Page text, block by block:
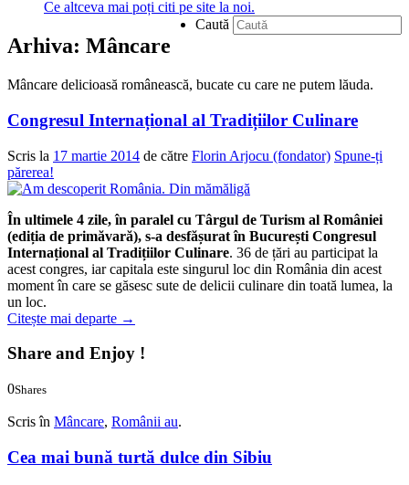
Ce altceva mai poți citi pe site la noi.
Caută
Arhiva: Mâncare
Mâncare delicioasă românească, bucate cu care ne putem lăuda.
Congresul Internațional al Tradițiilor Culinare
Scris la 17 martie 2014 de către Florin Arjocu (fondator) Spune-ți
părerea!
În ultimele 4 zile, în paralel cu Târgul de Turism al României
(ediția de primăvară), s-a desfășurat în BucureștiCongresul
Internațional al Tradițiilor Culinare. 36 de țări au participat la
acest congres, iar capitala este singurul loc din România din acest
moment în care se găsesc sute de delicii culinare din toată lumea, la
un loc.
Citește mai departe →
Share and Enjoy !
0Shares
Scris în Mâncare, Românii au.
Cea mai bună turtă dulce din Sibiu